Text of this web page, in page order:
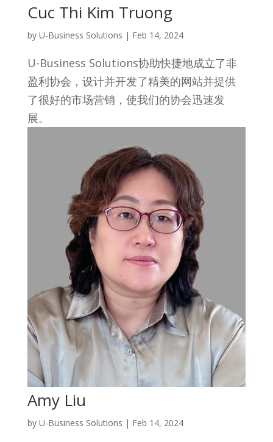
Cuc Thi Kim Truong
by U-Business Solutions | Feb 14, 2024
U-Business Solutions协助快捷地成立了非
盈利协会，设计并开发了精美的网站并提供
了很好的市场营销，使我们的协会迅速发
展。
Amy Liu
by U-Business Solutions | Feb 14, 2024